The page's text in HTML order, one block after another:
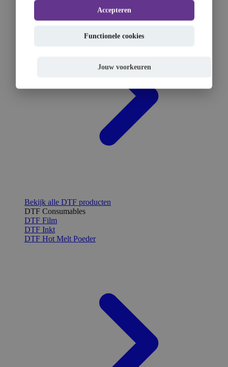
Bekijk alle DTF producten
DTF Consumables
DTF Film
DTF Inkt
DTF Hot Melt Poeder
Accepteren
Functionele cookies
Jouw voorkeuren